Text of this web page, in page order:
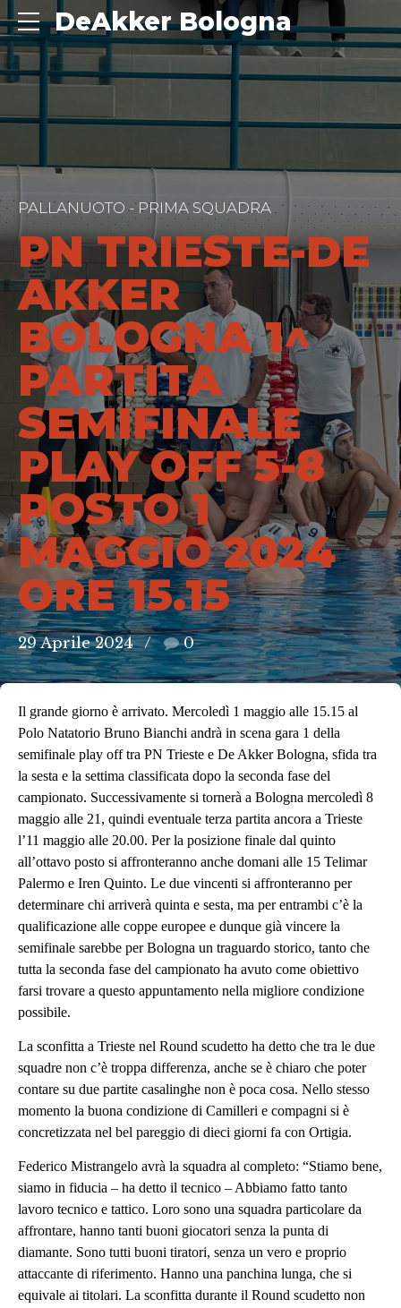
DeAkker Bologna
PALLANUOTO - PRIMA SQUADRA
PN TRIESTE-DE
AKKER
BOLOGNA 1^
PARTITA
SEMIFINALE
PLAY OFF 5-8
POSTO 1
MAGGIO 2024
ORE 15.15
29 Aprile 2024 0
Il grande giorno è arrivato. Mercoledì 1 maggio alle 15.15 al
Polo Natatorio Bruno Bianchi andrà in scena gara 1 della
semifinale play off tra PN Trieste e De Akker Bologna, sfida tra
la sesta e la settima classificata dopo la seconda fase del
campionato. Successivamente si tornerà a Bologna mercoledì 8
maggio alle 21, quindi eventuale terza partita ancora a Trieste
l’11 maggio alle 20.00. Per la posizione finale dal quinto
all’ottavo posto si affronteranno anche domani alle 15 Telimar
Palermo e Iren Quinto. Le due vincenti si affronteranno per
determinare chi arriverà quinta e sesta, ma per entrambi c’è la
qualificazione alle coppe europee e dunque già vincere la
semifinale sarebbe per Bologna un traguardo storico, tanto che
tutta la seconda fase del campionato ha avuto come obiettivo
farsi trovare a questo appuntamento nella migliore condizione
possibile.
La sconfitta a Trieste nel Round scudetto ha detto che tra le due
squadre non c’è troppa differenza, anche se è chiaro che poter
contare su due partite casalinghe non è poca cosa. Nello stesso
momento la buona condizione di Camilleri e compagni si è
concretizzata nel bel pareggio di dieci giorni fa con Ortigia.
Federico Mistrangelo avrà la squadra al completo: “Stiamo bene,
siamo in fiducia – ha detto il tecnico – Abbiamo fatto tanto
lavoro tecnico e tattico. Loro sono una squadra particolare da
affrontare, hanno tanti buoni giocatori senza la punta di
diamante. Sono tutti buoni tiratori, senza un vero e proprio
attaccante di riferimento. Hanno una panchina lunga, che si
equivale ai titolari. La sconfitta durante il Round scudetto non